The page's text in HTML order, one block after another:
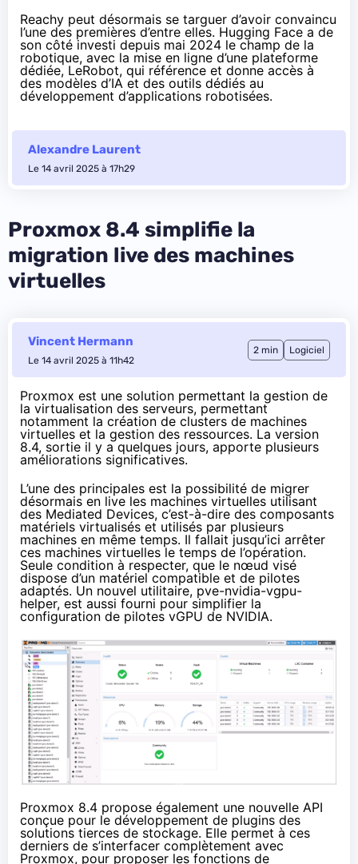
Reachy peut désormais se targuer d’avoir convaincu
l’une des premières d’entre elles. Hugging Face a de
son côté investi depuis mai 2024 le champ de la
robotique, avec la mise en ligne d’une plateforme
dédiée, LeRobot, qui référence et donne accès à
des modèles d’IA et des outils dédiés au
développement d’applications robotisées.
Alexandre Laurent
Le 14 avril 2025 à 17h29
Proxmox 8.4 simplifie la
migration live des machines
virtuelles
Vincent Hermann
Le 14 avril 2025 à 11h42
2 min Logiciel
Proxmox est une solution permettant la gestion de
la virtualisation des serveurs, permettant
notamment la création de clusters de machines
virtuelles et la gestion des ressources. La version
8.4, sortie il y a quelques jours, apporte plusieurs
améliorations significatives.
L’une des principales est la possibilité de migrer
désormais en live les machines virtuelles utilisant
des Mediated Devices, c’est-à-dire des composants
matériels virtualisés et utilisés par plusieurs
machines en même temps. Il fallait jusqu’ici arrêter
ces machines virtuelles le temps de l’opération.
Seule condition à respecter, que le nœud visé
dispose d’un matériel compatible et de pilotes
adaptés. Un nouvel utilitaire, pve-nvidia-vgpu-
helper, est aussi fourni pour simplifier la
configuration de pilotes vGPU de NVIDIA.
Proxmox 8.4 propose également une nouvelle API
conçue pour le développement de plugins des
solutions tierces de stockage. Elle permet à ces
derniers de s’interfacer complètement avec
Proxmox, pour proposer les fonctions de